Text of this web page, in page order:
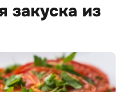
закуска из